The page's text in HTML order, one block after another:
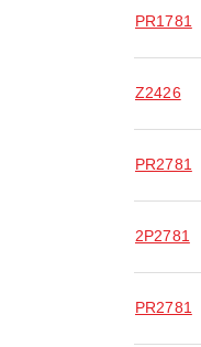
PR1781
Z2426
PR2781
2P2781
PR2781